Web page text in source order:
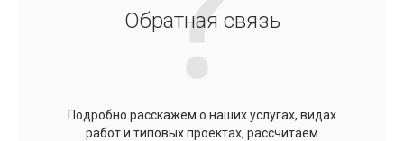
Обратная связь
Подробно расскажем о наших услугах, видах
работ и типовых проектах, рассчитаем